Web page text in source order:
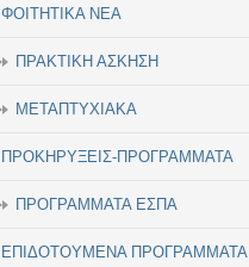
ΦΟΙΤΗΤΙΚΑ ΝΕΑ
ΠΡΑΚΤΙΚΗ ΑΣΚΗΣΗ
ΜΕΤΑΠΤΥΧΙΑΚΑ
ΠΡΟΚΗΡΥΞΕΙΣ-ΠΡΟΓΡΑΜΜΑΤΑ
ΠΡΟΓΡΑΜΜΑΤΑ ΕΣΠΑ
ΕΠΙΔΟΤΟΥΜΕΝΑ ΠΡΟΓΡΑΜΜΑΤΑ